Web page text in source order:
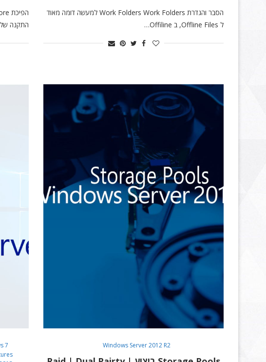
הסבר והגדרת Work Folders Work Folders למעשה דומה מאוד
ל Offline Files, ב Offiline…
התקנה של Windows…
Windows Server 2012 R2
7